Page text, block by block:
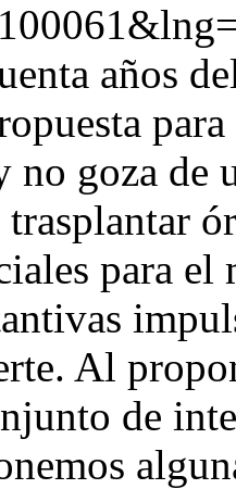
años
no goza de
para el
Al
de